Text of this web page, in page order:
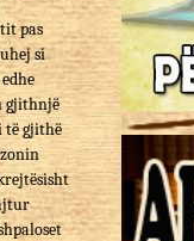
pas
si
gjithnjë
të gjithë